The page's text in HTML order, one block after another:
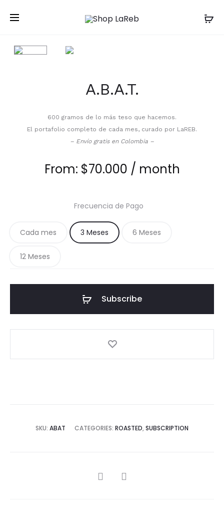
A.B.A.T.
600 gramos de lo más teso que hacemos.
El portafolio completo de cada mes, curado por LaREB.
– Envío gratis en Colombia –
From: $70.000 / month
Frecuencia de Pago
Cada mes 3 Meses 6 Meses
12 Meses
Subscribe
SKU: ABAT CATEGORIES: ROASTED, SUBSCRIPTION
SHARE